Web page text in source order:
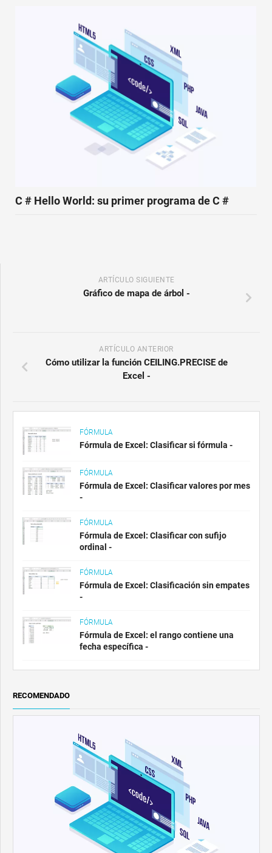
C # Hello World: su primer programa de C #
ARTÍCULO SIGUIENTE
Gráfico de mapa de árbol -
ARTÍCULO ANTERIOR
Cómo utilizar la función CEILING.PRECISE de
Excel -
FÓRMULA
Fórmula de Excel: Clasificar si fórmula -
FÓRMULA
Fórmula de Excel: Clasificar valores por mes
-
FÓRMULA
Fórmula de Excel: Clasificar con sufijo
ordinal -
FÓRMULA
Fórmula de Excel: Clasificación sin empates
-
FÓRMULA
Fórmula de Excel: el rango contiene una
fecha específica -
RECOMENDADO